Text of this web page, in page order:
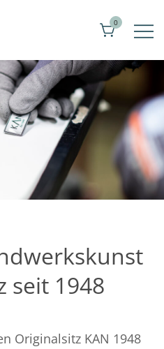
Kandre
0
seit 1948
Originalsitz KAN 1948